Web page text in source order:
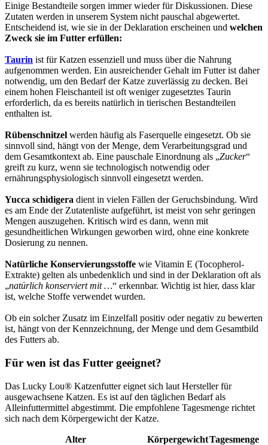
Einige Bestandteile sorgen immer wieder für Diskussionen. Diese
Zutaten werden in unserem System nicht pauschal abgewertet.
Entscheidend ist, wie sie in der Deklaration erscheinen und welchen
Zweck sie im Futter erfüllen:
Taurin ist für Katzen essenziell und muss über die Nahrung
aufgenommen werden. Ein ausreichender Gehalt im Futter ist daher
notwendig, um den Bedarf der Katze zuverlässig zu decken. Bei
einem hohen Fleischanteil ist oft weniger zugesetztes Taurin
erforderlich, da es bereits natürlich in tierischen Bestandteilen
enthalten ist.
Rübenschnitzel werden häufig als Faserquelle eingesetzt. Ob sie
sinnvoll sind, hängt von der Menge, dem Verarbeitungsgrad und
dem Gesamtkontext ab. Eine pauschale Einordnung als „Zucker“
greift zu kurz, wenn sie technologisch notwendig oder
ernährungsphysiologisch sinnvoll eingesetzt werden.
Yucca schidigera dient in vielen Fällen der Geruchsbindung. Wird
es am Ende der Zutatenliste aufgeführt, ist meist von sehr geringen
Mengen auszugehen. Kritisch wird es dann, wenn mit
gesundheitlichen Wirkungen geworben wird, ohne eine konkrete
Dosierung zu nennen.
Natürliche Konservierungsstoffe wie Vitamin E (Tocopherol-
Extrakte) gelten als unbedenklich und sind in der Deklaration oft als
„natürlich konserviert mit …“ erkennbar. Wichtig ist hier, dass klar
ist, welche Stoffe verwendet wurden.
Ob ein solcher Zusatz im Einzelfall positiv oder negativ zu bewerten
ist, hängt von der Kennzeichnung, der Menge und dem Gesamtbild
des Futters ab.
Für wen ist das Futter geeignet?
Das Lucky Lou® Katzenfutter eignet sich laut Hersteller für
ausgewachsene Katzen. Es ist auf den täglichen Bedarf als
Alleinfuttermittel abgestimmt. Die empfohlene Tagesmenge richtet
sich nach dem Körpergewicht der Katze.
Alter KörpergewichtTagesmenge